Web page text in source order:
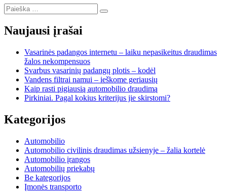
Ieškoti:
Ieškoti
Naujausi įrašai
Vasarinės padangos internetu – laiku nepasikeitus draudimas
žalos nekompensuos
Svarbus vasarinių padangų plotis – kodėl
Vandens filtrai namui – ieškome geriausių
Kaip rasti pigiausią automobilio draudimą
Pirkiniai. Pagal kokius kriterijus jie skirstomi?
Kategorijos
Automobilio
Automobilio civilinis draudimas užsienyje – žalia kortelė
Automobilio įrangos
Automobilių priekabų
Be kategorijos
Įmonės transporto